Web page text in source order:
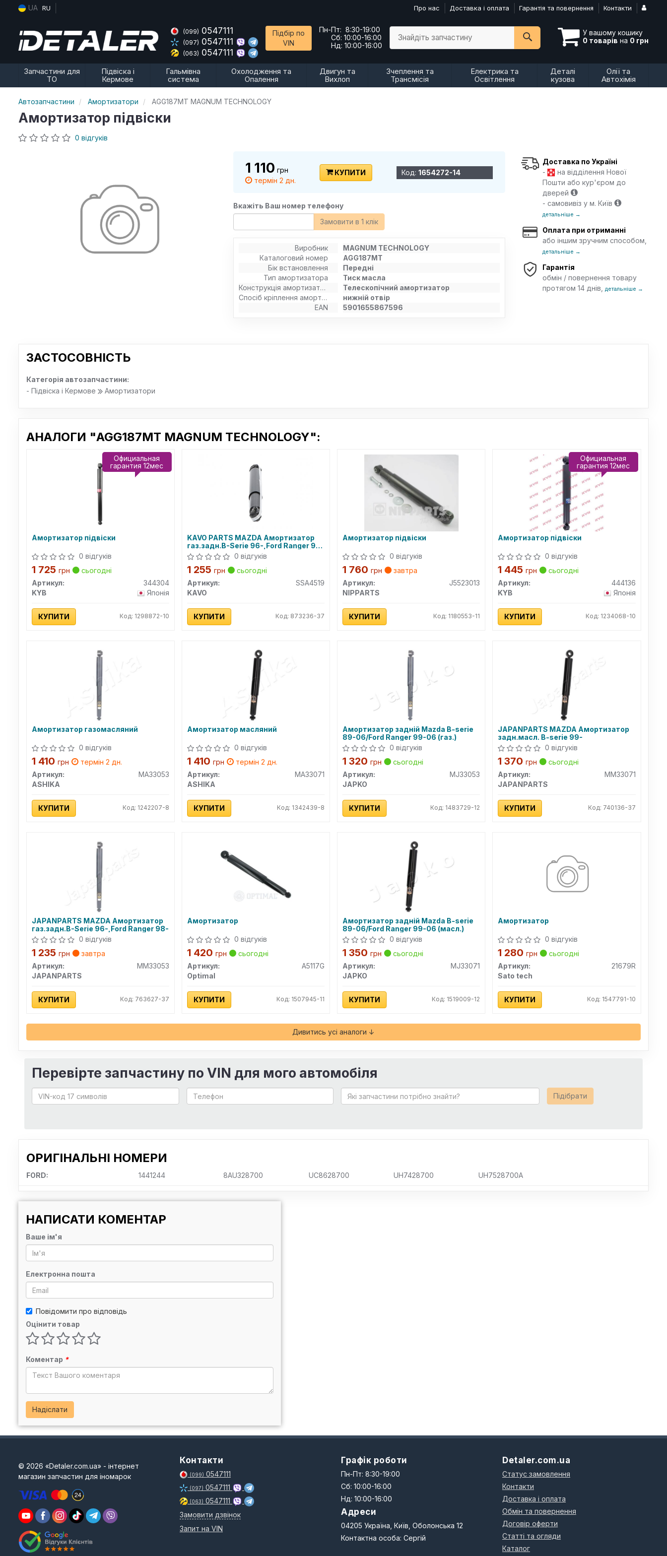
UA RU Про нас Доставка і оплата Гарантія та повернення Контакти
(099) 0547111
(097) 0547111
(063) 0547111
Підбір по
VIN
Пн-Пт: 8:30-19:00
Сб: 10:00-16:00
Нд: 10:00-16:00
У вашому кошику
0 товарів на 0 грн
Знайдіть запчастину
Запчастини для
ТО
Підвіска і
Кермове
Гальмівна
система
Охолодження та
Опалення
Двигун та
Вихлоп
Зчеплення та
Трансмісія
Електрика та
Освітлення
Деталі
кузова
Олії та
Автохімія
Автозапчастини Амортизатори AGG187MT MAGNUM TECHNOLOGY
Амортизатор підвіски
0 відгуків
1 110 грн
термін 2 дн.
КУПИТИ Код:1654272-14
Вкажіть Ваш номер телефону
Замовити в 1 клік
Виробник
MAGNUM TECHNOLOGY
Каталоговий номер
AGG187MT
Бік встановлення
Передні
Тип амортизатора
Тиск масла
Конструкція амортизатора
Телескопічний амортизатор
Спосіб кріплення амортизатора
нижній отвір
EAN
5901655867596
Доставка по Україні
-
на відділення Нової
Пошти або кур'єром до
дверей
- самовивіз у м. Київ
детальніше →
Оплата при отриманні
або іншим зручним способом,
детальніше →
Гарантія
обмін / повернення товару
протягом 14 днів,детальніше →
ЗАСТОСОВНІСТЬ
Категорія автозапчастини:
- Підвіска і Кермове
Амортизатори
АНАЛОГИ "AGG187MT MAGNUM TECHNOLOGY":
Амортизатор підвіски
0 відгуків
1 725 грн
сьогодні
Артикул:
344304
KYB
Японія
КУПИТИ Код: 1298872-10
Официальная
гарантия 12мес
KAVO PARTS MAZDA Амортизатор
газ.задн.B-Serie 96-,Ford Ranger 98-
(344304)
0 відгуків
1 255 грн
сьогодні
Артикул:
SSA4519
KAVO
КУПИТИ Код: 873236-37
Амортизатор підвіски
0 відгуків
1 760 грн
завтра
Артикул:
J5523013
NIPPARTS
КУПИТИ Код: 1180553-11
Амортизатор підвіски
0 відгуків
1 445грн
сьогодні
Артикул:
444136
KYB
Японія
КУПИТИ Код: 1234068-10
Официальная
гарантия 12мес
Амортизатор газомасляний
0 відгуків
1 410 грн
термін 2 дн.
Артикул:
MA33053
ASHIKA
КУПИТИ Код: 1242207-8
Амортизатор масляний
0 відгуків
1 410 грн
термін 2 дн.
Артикул:
MA33071
ASHIKA
КУПИТИ Код: 1342439-8
Амортизатор задній Mazda B-serie
89-06/Ford Ranger 99-06 (газ.)
0 відгуків
1 320 грн
сьогодні
Артикул:
MJ33053
JAPKO
КУПИТИ Код: 1483729-12
JAPANPARTS MAZDA Амортизатор
задн.масл. B-serie 99-
0 відгуків
1 370грн
сьогодні
Артикул:
MM33071
JAPANPARTS
КУПИТИ Код: 740136-37
JAPANPARTS MAZDA Амортизатор
газ.задн.B-Serie 96-,Ford Ranger 98-
0 відгуків
1 235 грн
завтра
Артикул:
MM33053
JAPANPARTS
КУПИТИ Код: 763627-37
Амортизатор
0 відгуків
1 420 грн
сьогодні
Артикул:
A5117G
Optimal
КУПИТИ Код: 1507945-11
Амортизатор задній Mazda B-serie
89-06/Ford Ranger 99-06 (масл.)
0 відгуків
1 350 грн
сьогодні
Артикул:
MJ33071
JAPKO
КУПИТИ Код: 1519009-12
Амортизатор
0 відгуків
1 280грн
сьогодні
Артикул:
21679R
Sato tech
КУПИТИ Код: 1547791-10
Дивитись усі аналоги ↓
Перевірте запчастину по VIN для мого автомобіля
Підібрати
ОРИГІНАЛЬНІ НОМЕРИ
FORD: 1441244 8AU328700 UC8628700 UH7428700 UH7528700A
НАПИСАТИ КОМЕНТАР
Ваше ім'я
Електронна пошта
Повідомити про відповідь
Оцінити товар
Коментар *
Надіслати
© 2026 «Detaler.com.ua» - інтернет
магазин запчастин для іномарок
Контакти
(099) 0547111
(097) 0547111
(063) 0547111
Замовити дзвінок
Запит на VIN
Графік роботи
Пн-Пт: 8:30-19:00
Сб: 10:00-16:00
Нд: 10:00-16:00
Адреси
04205 Україна, Київ, Оболонська 12
Контактна особа: Сергій
Detaler.com.ua
Статус замовлення
Контакти
Доставка і оплата
Обмін та повернення
Договір оферти
Статті та огляди
Каталог